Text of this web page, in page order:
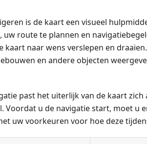
is de kaart een visueel
uw route te plannen en
kaart naar wens verslepen en
en andere objecten
past het uiterlijk van de kaart
Voordat u de navigatie start, moet u
uw voorkeuren voor hoe deze